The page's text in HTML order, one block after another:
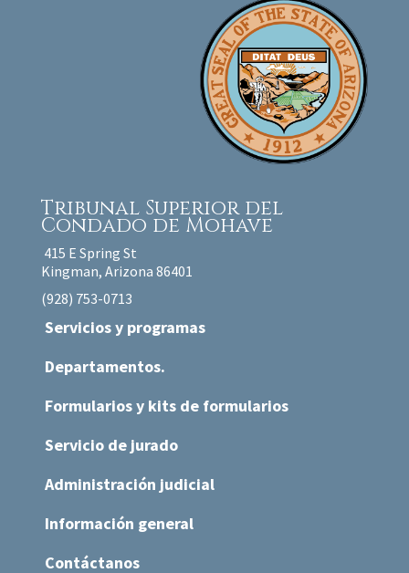
Tribunal Superior del
Condado de Mohave
415 E Spring St
Kingman, Arizona 86401
(928) 753-0713
Servicios y programas
Departamentos.
Formularios y kits de formularios
Servicio de jurado
Administración judicial
Información general
Contáctanos